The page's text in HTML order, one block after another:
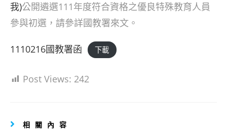
我)公開遴選111年度符合資格之優良特殊教育人員
參與初選，請參詳國教署來文。
1110216國教署函 下載
Post Views: 242
相關內容